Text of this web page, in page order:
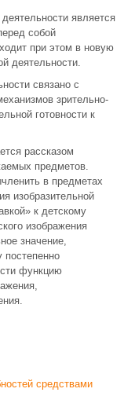
является
собой
при этом в новую
деятельности.
связано с
зрительно-
готовности к
рассказом
предметов.
в предметах
изобразительной
к детскому
изображения
значение,
постепенно
функцию
средствами